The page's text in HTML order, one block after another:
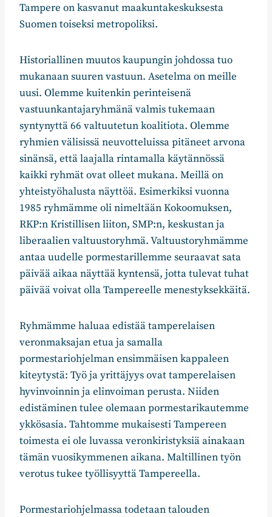
Tampere on kasvanut maakuntakeskuksesta
Suomen toiseksi metropoliksi.
Historiallinen muutos kaupungin johdossa tuo
mukanaan suuren vastuun. Asetelma on meille
uusi. Olemme kuitenkin perinteisenä
vastuunkantajaryhmänä valmis tukemaan
syntynyttä 66 valtuutetun koalitiota. Olemme
ryhmien välisissä neuvotteluissa pitäneet arvona
sinänsä, että laajalla rintamalla käytännössä
kaikki ryhmät ovat olleet mukana. Meillä on
yhteistyöhalusta näyttöä. Esimerkiksi vuonna
1985 ryhmämme oli nimeltään Kokoomuksen,
RKP:n Kristillisen liiton, SMP:n, keskustan ja
liberaalien valtuustoryhmä. Valtuustoryhmämme
antaa uudelle pormestarillemme seuraavat sata
päivää aikaa näyttää kyntensä, jotta tulevat tuhat
päivää voivat olla Tampereelle menestyksekkäitä.
Ryhmämme haluaa edistää tamperelaisen
veronmaksajan etua ja samalla
pormestariohjelman ensimmäisen kappaleen
kiteytystä: Työ ja yrittäjyys ovat tamperelaisen
hyvinvoinnin ja elinvoiman perusta. Niiden
edistäminen tulee olemaan pormestarikautemme
ykkösasia. Tahtomme mukaisesti Tampereen
toimesta ei ole luvassa veronkiristyksiä ainakaan
tämän vuosikymmenen aikana. Maltillinen työn
verotus tukee työllisyyttä Tampereella.
Pormestariohjelmassa todetaan talouden